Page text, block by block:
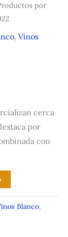
por
, Vinos
cerca
por
con
Blanco,